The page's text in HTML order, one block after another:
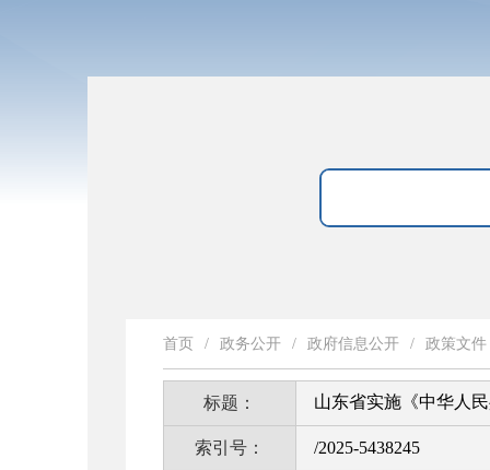
首页 / 政务公开 / 政府信息公开 / 政策文件
标题： 山东省实施《中华人
索引号： /2025-5438245